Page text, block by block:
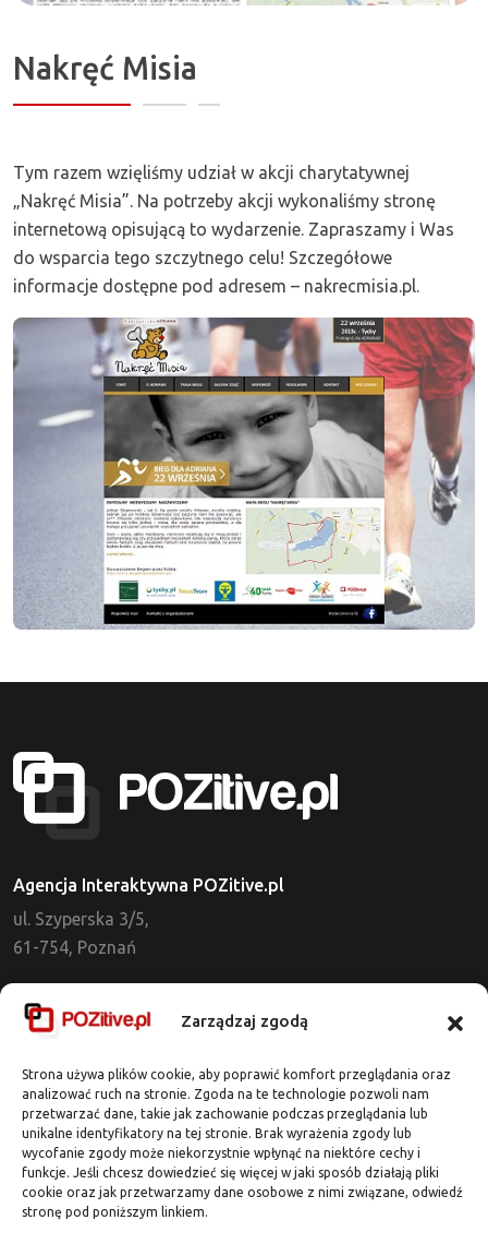
Zarządzaj zgodą
Strona używa plików cookie, aby poprawić komfort przeglądania oraz
analizować ruch na stronie. Zgoda na te technologie pozwoli nam
przetwarzać dane, takie jak zachowanie podczas przeglądania lub
unikalne identyfikatory na tej stronie. Brak wyrażenia zgody lub
wycofanie zgody może niekorzystnie wpłynąć na niektóre cechy i
funkcje. Jeśli chcesz dowiedzieć się więcej w jaki sposób działają pliki
cookie oraz jak przetwarzamy dane osobowe z nimi związane, odwiedź
stronę pod poniższym linkiem.
Nakręć Misia
Tym razem wzięliśmy udział w akcji charytatywnej
„Nakręć Misia”. Na potrzeby akcji wykonaliśmy stronę
internetową opisującą to wydarzenie. Zapraszamy i Was
do wsparcia tego szczytnego celu! Szczegółowe
informacje dostępne pod adresem – nakrecmisia.pl.
Agencja Interaktywna POZitive.pl
ul. Szyperska 3/5,
61-754, Poznań
Dział Obsługi Klienta
kontakt@pozitive.pl
Adres Biura
ul. Dworcowa 7 / lok. 318
62-020 Swarzędz